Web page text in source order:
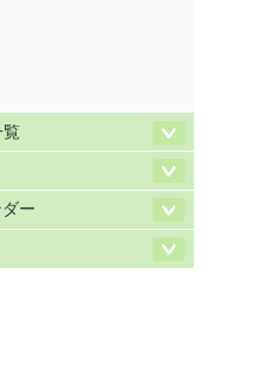
覧
ー